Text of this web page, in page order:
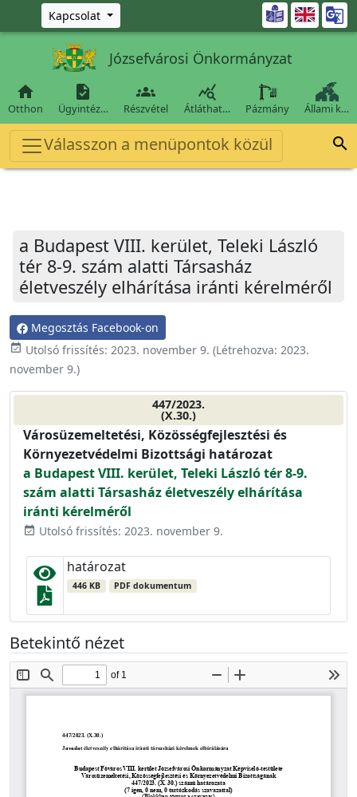
Ugrás a fő tartalomra
Kapcsolat 
Józsefvárosi Önkormányzat

Otthon

Ügyintéz…

Részvétel

Átláthat… Pázmány Állami k…
Válasszon a menüpontok közül 
a Budapest VIII. kerület, Teleki László
tér 8-9. szám alatti Társasház
életveszély elhárítása iránti kérelméről
Megosztás Facebook-on
event_available Utolsó frissítés: 2023. november 9. (Létrehozva: 2023.
november 9.)
447/2023.
(X.30.)
Városüzemeltetési, Közösségfejlesztési és
Környezetvédelmi Bizottsági határozat
a Budapest VIII. kerület, Teleki László tér 8-9.
szám alatti Társasház életveszély elhárítása
iránti kérelméről
event_available Utolsó frissítés: 2023. november 9.
határozat
446 KB PDF dokumentum
Betekintő nézet